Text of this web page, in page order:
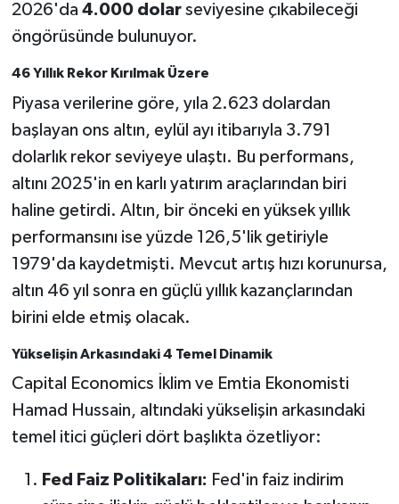
2026'da 4.000 dolarseviyesine çıkabileceği
öngörüsünde bulunuyor.
46 Yıllık Rekor Kırılmak Üzere
Piyasa verilerine göre, yıla 2.623 dolardan
başlayan ons altın, eylül ayı itibarıyla 3.791
dolarlık rekor seviyeye ulaştı. Bu performans,
altını 2025'in en karlı yatırım araçlarından biri
haline getirdi. Altın, bir önceki en yüksek yıllık
performansını ise yüzde 126,5'lik getiriyle
1979'da kaydetmişti. Mevcut artış hızı korunursa,
altın 46 yıl sonra en güçlü yıllık kazançlarından
birini elde etmiş olacak.
Yükselişin Arkasındaki 4 Temel Dinamik
Capital Economics İklim ve Emtia Ekonomisti
Hamad Hussain, altındaki yükselişin arkasındaki
temel itici güçleri dört başlıkta özetliyor:
Fed Faiz Politikaları: Fed'in faiz indirim